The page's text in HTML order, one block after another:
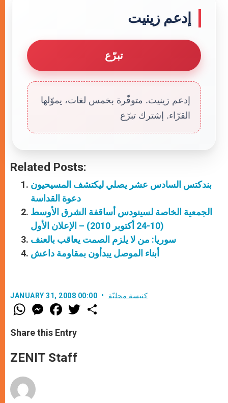
إدعم زينيت
تبرّع
إدعم زينيت. متوفّرة بخمس لغات، يموّلها
القرّاء. إشترك تبرّع
Related Posts:
بندكتس السادس عشر يصلي ليكتشف المسيحيون
دعوة القداسة
الجمعية الخاصة لسينودس أساقفة الشرق الأوسط
(10-24 أكتوبر 2010) – الإعلان الأول
سوريا: من لا يلزم الصمت يعاقب بالعنف
أبناء الموصل يبدأون بمقاومة داعش
JANUARY 31, 2008 00:00 كنيسة محليّة
W
h
t
s
p
p
M
e
s
e
g
e
F
a
e
b
o
k
w
Share this Entry
ZENIT Staff